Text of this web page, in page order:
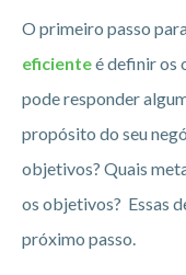
O primeiro passo
eficienteé definir os
pode responder
propósito do seu
objetivos? Quais
os objetivos? Essas
próximo passo.